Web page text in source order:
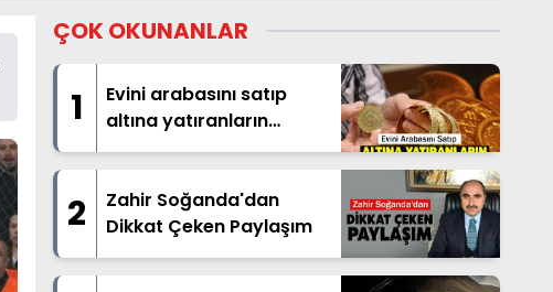
ÇOK OKUNANLAR
1
Evini arabasını satıp
altına yatıranların
beklediği haber geldi
2
Zahir Soğanda'dan
Dikkat Çeken Paylaşım